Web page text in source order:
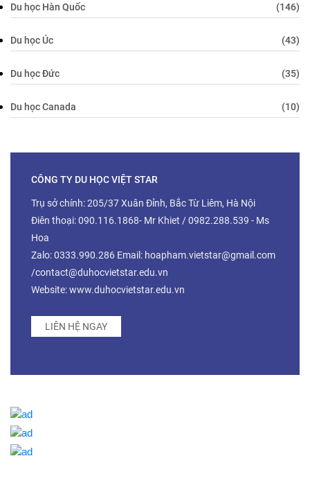
Du học Hàn Quốc (146)
Du học Úc (43)
Du học Đức (35)
Du học Canada (10)
CÔNG TY DU HỌC VIỆT STAR
Trụ sở chính: 205/37 Xuân Đỉnh, Bắc Từ Liêm, Hà Nội
Điên thoại: 090.116.1868- Mr Khiet / 0982.288.539 - Ms
Hoa
Zalo: 0333.990.286 Email: hoapham.vietstar@gmail.com
/contact@duhocvietstar.edu.vn
Website: www.duhocvietstar.edu.vn
LIÊN HỆ NGAY